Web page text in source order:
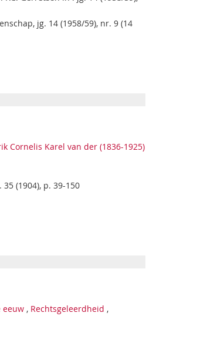
jg. 14 (1958/59), nr. 9 (14
Cornelis Karel van der (1836-1925)
(1904), p. 39-150
eeuw , Rechtsgeleerdheid ,